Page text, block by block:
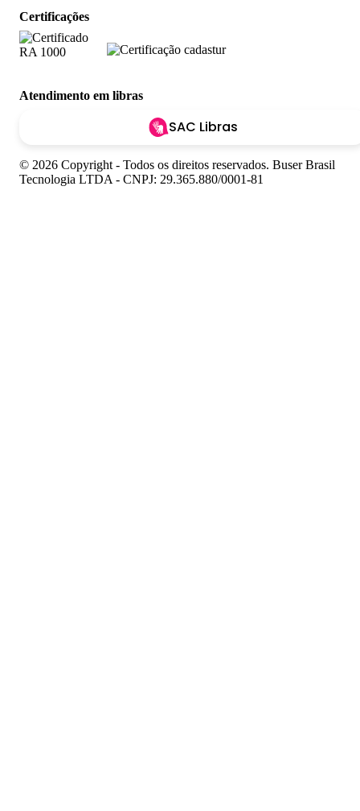
Certificações
Atendimento em libras
SAC Libras
© 2026 Copyright - Todos os direitos reservados. Buser Brasil
Tecnologia LTDA - CNPJ: 29.365.880/0001-81